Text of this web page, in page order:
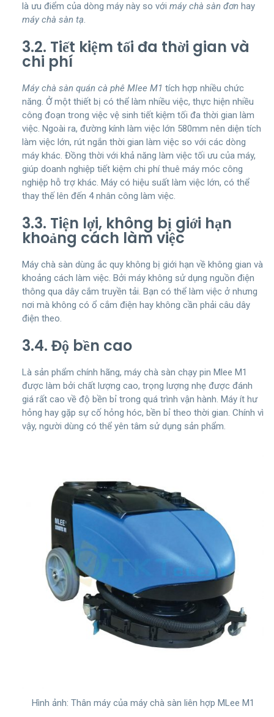
là ưu điểm của dòng máy này so với máy chà sàn đơn hay
máy chà sàn tạ.
3.2. Tiết kiệm tối đa thời gian và
chi phí
Máy chà sàn quán cà phê Mlee M1 tích hợp nhiều chức
năng. Ở một thiết bị có thể làm nhiều việc, thực hiện nhiều
công đoạn trong việc vệ sinh tiết kiệm tối đa thời gian làm
việc. Ngoài ra, đường kính làm việc lớn 580mm nên diện tích
làm việc lớn, rút ngắn thời gian làm việc so với các dòng
máy khác. Đồng thời với khả năng làm việc tối ưu của máy,
giúp doanh nghiệp tiết kiệm chi phí thuê máy móc công
nghiệp hỗ trợ khác. Máy có hiệu suất làm việc lớn, có thể
thay thế lên đến 4 nhân công làm việc.
3.3. Tiện lợi, không bị giới hạn
khoảng cách làm việc
Máy chà sàn dùng ắc quy không bị giới hạn về không gian và
khoảng cách làm việc. Bởi máy không sử dụng nguồn điện
thông qua dây cắm truyền tải. Bạn có thể làm việc ở nhưng
nơi mà không có ổ cắm điện hay không cần phải câu dây
điện theo.
3.4. Độ bền cao
Là sản phẩm chính hãng, máy chà sàn chạy pin Mlee M1
được làm bởi chất lượng cao, trọng lượng nhẹ được đánh
giá rất cao về độ bền bỉ trong quá trình vận hành. Máy ít hư
hỏng hay gặp sự cố hỏng hóc, bền bỉ theo thời gian. Chính vì
vậy, người dùng có thể yên tâm sử dụng sản phẩm.
Hình ảnh: Thân máy của máy chà sàn liên hợp MLee M1